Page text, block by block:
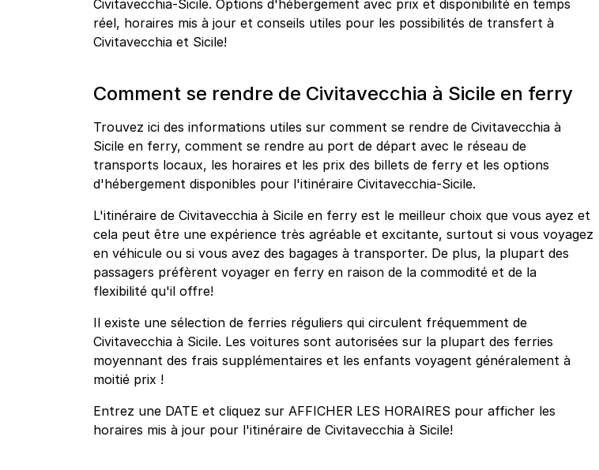
Civitavecchia-Sicile. Options d'hébergement avec prix et disponibilité en temps
réel, horaires mis à jour et conseils utiles pour les possibilités de transfert à
Civitavecchia et Sicile!
Comment se rendre de Civitavecchia à Sicile en ferry
Trouvez ici des informations utiles sur comment se rendre de Civitavecchia à
Sicile en ferry, comment se rendre au port de départ avec le réseau de
transports locaux, les horaires et les prix des billets de ferry et les options
d'hébergement disponibles pour l'itinéraire Civitavecchia-Sicile.
L'itinéraire de Civitavecchia à Sicile en ferry est le meilleur choix que vous ayez et
cela peut être une expérience très agréable et excitante, surtout si vous voyagez
en véhicule ou si vous avez des bagages à transporter. De plus, la plupart des
passagers préfèrent voyager en ferry en raison de la commodité et de la
flexibilité qu'il offre!
Il existe une sélection de ferries réguliers qui circulent fréquemment de
Civitavecchia à Sicile. Les voitures sont autorisées sur la plupart des ferries
moyennant des frais supplémentaires et les enfants voyagent généralement à
moitié prix !
Entrez une DATE et cliquez sur AFFICHER LES HORAIRES pour afficher les
horaires mis à jour pour l'itinéraire de Civitavecchia à Sicile!